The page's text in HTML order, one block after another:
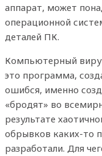
аппарат, может
операционной
деталей ПК.
Компьютерный
это программа,
ошибся, именно
«бродят» во
результате
обрывков каких-то
разработали. Для